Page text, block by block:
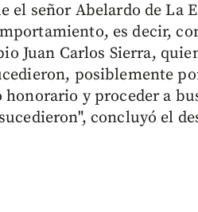
el señor Abelardo de La
es decir,
Juan Carlos Sierra,
posiblemente
honorario y proceder a
concluyó el